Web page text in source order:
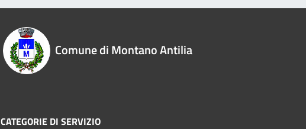
Comune di Montano Antilia
CATEGORIE DI SERVIZIO